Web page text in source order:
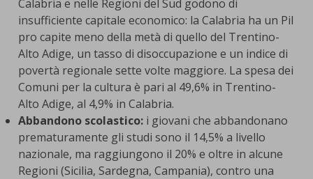
Calabria e nelle Regioni del Sud godono di
insufficiente capitale economico: la Calabria ha un Pil
pro capite meno della metà di quello del Trentino-
Alto Adige, un tasso di disoccupazione e un indice di
povertà regionale sette volte maggiore. La spesa dei
Comuni per la cultura è pari al 49,6% in Trentino-
Alto Adige, al 4,9% in Calabria.
Abbandono scolastico: i giovani che abbandonano
prematuramente gli studi sono il 14,5% a livello
nazionale, ma raggiungono il 20% e oltre in alcune
Regioni (Sicilia, Sardegna, Campania), contro una